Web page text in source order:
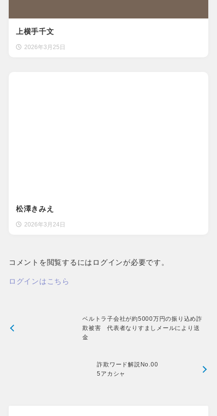
上横手千文
2026年3月25日
松澤きみえ
2026年3月24日
コメントを閲覧するにはログインが必要です。
ログインはこちら
ベルトラ子会社が約5000万円の振り込め詐
欺被害 代表者なりすましメールにより送
金
詐欺ワード解説No.00
5アカシャ